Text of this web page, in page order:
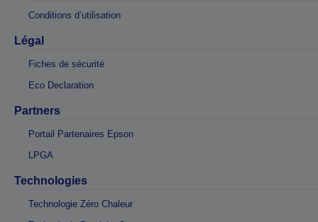
Conditions d’utilisation
Légal
Fiches de sécurité
Eco Declaration
Partners
Portail Partenaires Epson
LPGA
Technologies
Technologie Zéro Chaleur